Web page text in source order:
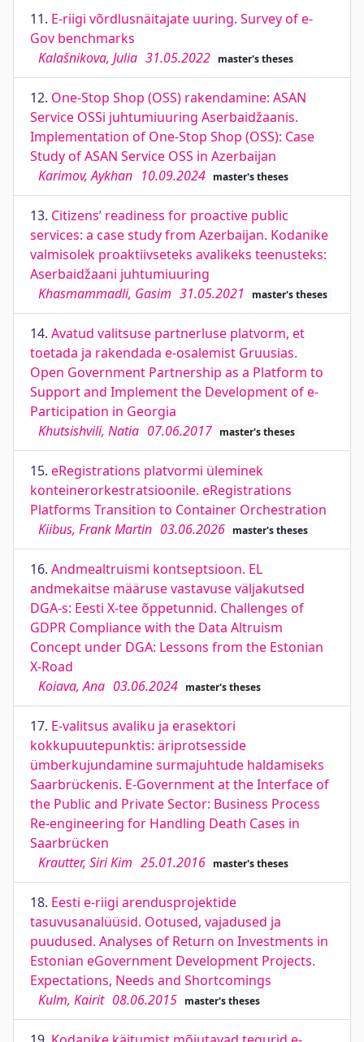
11. E-riigi võrdlusnäitajate uuring. Survey of e-
Gov benchmarks
Kalašnikova, Julia 31.05.2022 master's theses
12. One-Stop Shop (OSS) rakendamine: ASAN
Service OSSi juhtumiuuring Aserbaidžaanis.
Implementation of One-Stop Shop (OSS): Case
Study of ASAN Service OSS in Azerbaijan
Karimov, Aykhan 10.09.2024 master's theses
13. Citizens’ readiness for proactive public
services: a case study from Azerbaijan. Kodanike
valmisolek proaktiivseteks avalikeks teenusteks:
Aserbaidžaani juhtumiuuring
Khasmammadli, Gasim 31.05.2021 master's theses
14. Avatud valitsuse partnerluse platvorm, et
toetada ja rakendada e-osalemist Gruusias.
Open Government Partnership as a Platform to
Support and Implement the Development of e-
Participation in Georgia
Khutsishvili, Natia 07.06.2017 master's theses
15. eRegistrations platvormi üleminek
konteinerorkestratsioonile. eRegistrations
Platforms Transition to Container Orchestration
Kiibus, Frank Martin 03.06.2026 master's theses
16. Andmealtruismi kontseptsioon. EL
andmekaitse määruse vastavuse väljakutsed
DGA-s: Eesti X-tee õppetunnid. Challenges of
GDPR Compliance with the Data Altruism
Concept under DGA: Lessons from the Estonian
X-Road
Koiava, Ana 03.06.2024 master's theses
17. E-valitsus avaliku ja erasektori
kokkupuutepunktis: äriprotsesside
ümberkujundamine surmajuhtude haldamiseks
Saarbrückenis. E-Government at the Interface of
the Public and Private Sector: Business Process
Re-engineering for Handling Death Cases in
Saarbrücken
Krautter, Siri Kim 25.01.2016 master's theses
18. Eesti e-riigi arendusprojektide
tasuvusanalüüsid. Ootused, vajadused ja
puudused. Analyses of Return on Investments in
Estonian eGovernment Development Projects.
Expectations, Needs and Shortcomings
Kulm, Kairit 08.06.2015 master's theses